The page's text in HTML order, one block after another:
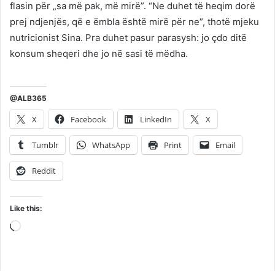
flasin për „sa më pak, më mirë”. “Ne duhet të heqim dorë
prej ndjenjës, që e ëmbla është mirë për ne”, thotë mjeku
nutricionist Sina. Pra duhet pasur parasysh: jo çdo ditë
konsum sheqeri dhe jo në sasi të mëdha.
@ALB365
X Facebook LinkedIn X
Tumblr WhatsApp Print Email
Reddit
Like this:
Loading…